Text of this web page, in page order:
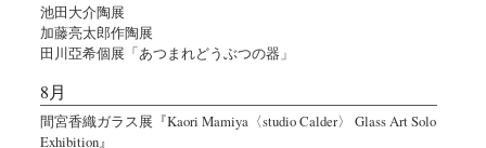
池田大介陶展
加藤亮太郎作陶展
田川亞希個展「あつまれどうぶつの器」
8月
間宮香織ガラス展『Kaori Mamiya〈studio Calder〉 Glass Art Solo
Exhibition』